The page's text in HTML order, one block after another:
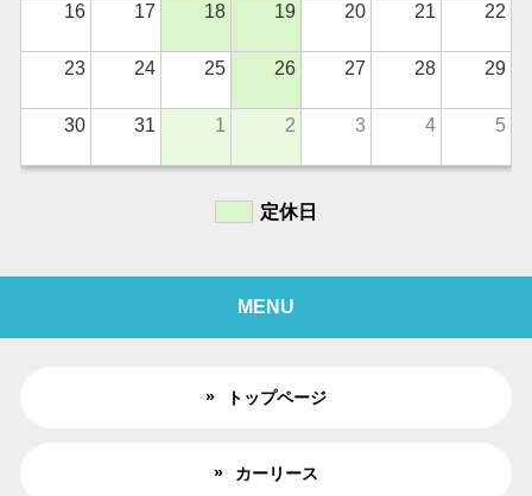
16 17 18 19 20 21 22
23 24 25 26 27 28 29
30 31 1 2 3 4 5
定休日
MENU
トップページ
カーリース